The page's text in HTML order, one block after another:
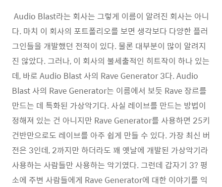
Audio Blast라는 회사는 그렇게 이름이 알려진 회사는 아니
다. 마치 이 회사의 포트폴리오를 보면 생각보다 다양한 플러
그인들을 개발했던 전적이 있다. 물론 대부분이 많이 알려지
진 않았다. 그러나, 이 회사의 불세출적인 히트작이 하나 있는
데, 바로 Audio Blast 사의 Rave Generator 3다. Audio
Blast 사의 Rave Generator는 이름에서 보듯 Rave 장르를
만드는 데 특화된 가상악기다. 사실 레이브를 만드는 방법이
정해져 있는 건 아니지만 Rave Generator를 사용하면 25키
건반만으로도 레이브를 아주 쉽게 만들 수 있다. 가장 최신 버
전은 3인데, 2까지만 하더라도 꽤 옛날에 개발된 가상악기라
사용하는 사람들만 사용하는 악기였다. 그런데 갑자기 3? 평
소에 주변 사람들에게 Rave Generator에 대한 이야기를 익